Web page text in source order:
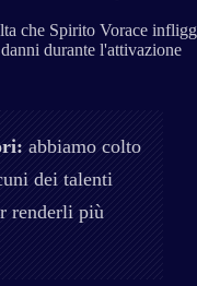
che Spirito Vorace
durante l'attivazione
abbiamo colto
dei talenti
renderli più